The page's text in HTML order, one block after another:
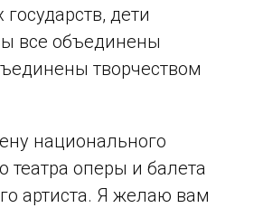
дети
все объединены
творчеством
национального
театра оперы и балета
артиста. Я желаю вам